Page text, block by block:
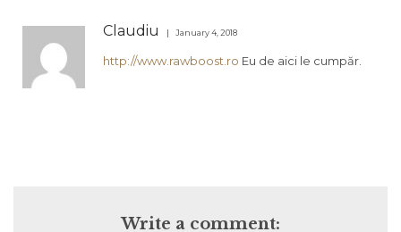
Claudiu January 4, 2018
http://www.rawboost.ro Eu de aici le cumpăr.
Write a comment: